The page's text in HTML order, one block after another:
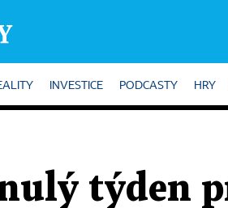
INVESTICE PODCASTY HRY
týden